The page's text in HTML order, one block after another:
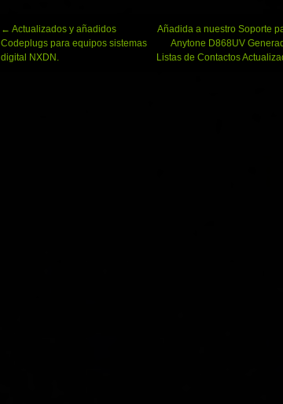
Navegación
de
entradas
← Actualizados y añadidos
Codeplugs para equipos sistemas
digital NXDN.
Añadida a nuestro Soporte
Anytone D868UV
Listas de Contactos